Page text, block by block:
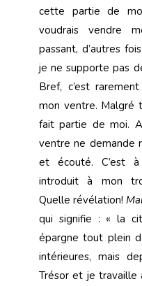
cette partie de
voudrais vendre
passant, d’autres
je ne supporte pas
Bref, c’est
mon ventre. Malgré
fait partie de moi.
ventre ne demande
et écouté. C’est
introduit à mon
Quelle révélation!
qui signifie : « la
épargne tout plein
intérieures, mais
Trésor et je